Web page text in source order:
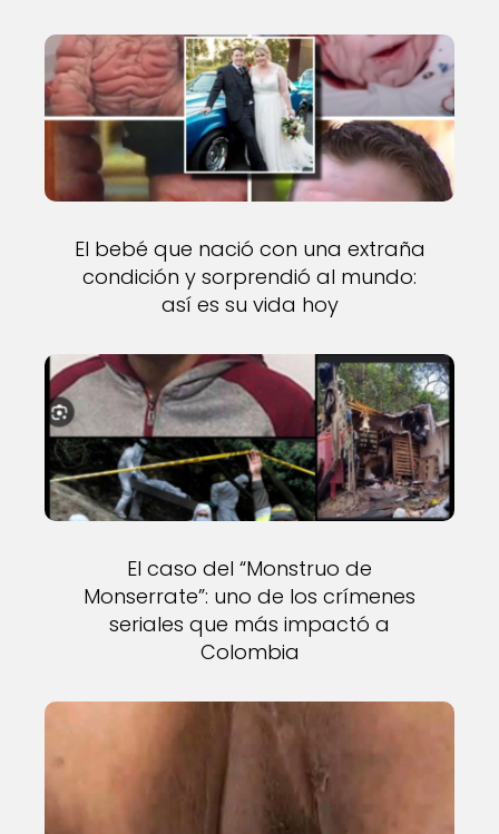
El bebé que nació con una extraña
condición y sorprendió al mundo:
así es su vida hoy
El caso del “Monstruo de
Monserrate”: uno de los crímenes
seriales que más impactó a
Colombia